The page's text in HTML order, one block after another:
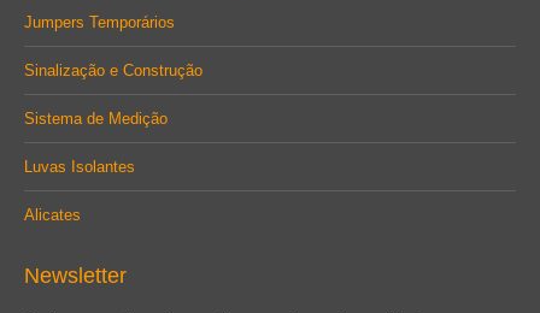
Jumpers Temporários
Sinalização e Construção
Sistema de Medição
Luvas Isolantes
Alicates
Newsletter